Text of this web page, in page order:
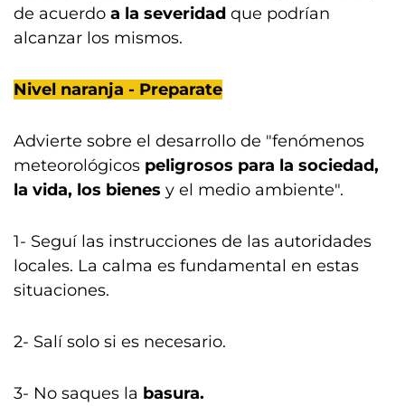
de acuerdo a la severidad que podrían
alcanzar los mismos.
Nivel naranja - Preparate
Advierte sobre el desarrollo de "fenómenos
meteorológicos peligrosos para la sociedad,
la vida, los bienes y el medio ambiente".
1- Seguí las instrucciones de las autoridades
locales. La calma es fundamental en estas
situaciones.
2- Salí solo si es necesario.
3- No saques la basura.